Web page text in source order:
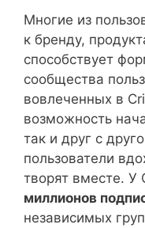
Многие из
к бренду,
способствует
сообщества
вовлеченных в
возможность
так и друг с
пользователи
творят вместе. У
миллионов
независимых